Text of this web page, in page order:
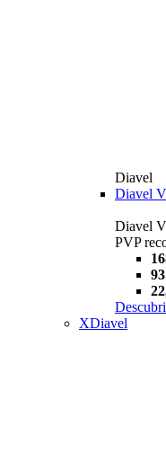
Diavel
Diavel
Diavel
PVP
XDiavel